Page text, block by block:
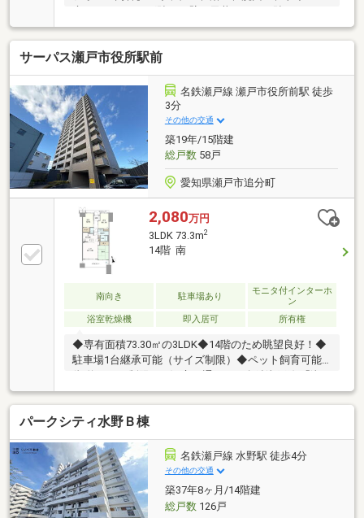
スクリーニング・その他（玄関収納、建具）
サーパス瀬戸市役所駅前
名鉄瀬戸線 瀬戸市役所前駅 徒歩
3分
その他の交通
築19年/15階建
総戸数58戸
愛知県瀬戸市追分町
2,080万円
3LDK 73.3m2
14階 南
南向き 駐車場あり
モニタ付インターホ
ン
浴室乾燥機
即入居可 所有権
◆専有面積73.30㎡の3LDK◆14階のため眺望良好！◆
駐車場1台継承可能（サイズ制限）◆ペット飼育可能
戸市役所前」 駅徒歩3分□間 取 ： 3LDK□学
校 ： 小学校（瀬戸市立效範小学校）まで1670m徒歩
21分 中学校（瀬戸市立南山中学校）ま
で2340m徒歩30分 ☆瀬戸市役所 まで
330m 徒歩5分
パークシティ水野Ｂ棟
名鉄瀬戸線 水野駅 徒歩4分
その他の交通
築37年8ヶ月/14階建
総戸数126戸